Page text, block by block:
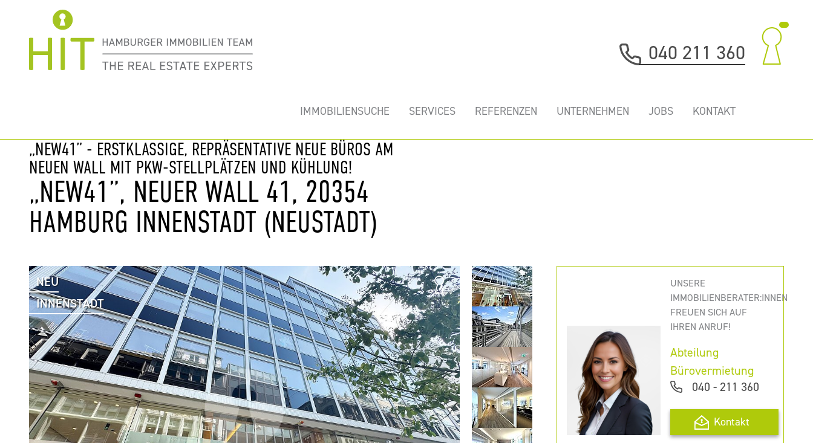
040 211 360
IMMOBILIENSUCHE SERVICES REFERENZEN UNTERNEHMEN JOBS KONTAKT
„NEW41” - ERSTKLASSIGE, REPRÄSENTATIVE NEUE BÜROS AM
NEUEN WALL MIT PKW-STELLPLÄTZEN UND KÜHLUNG!
„NEW41”, NEUER WALL 41, 20354
HAMBURG INNENSTADT (NEUSTADT)
NEU
INNENSTADT
UNSERE
IMMOBILIENBERATER:INNEN
FREUEN SICH AUF
IHREN ANRUF!
Abteilung
Bürovermietung
040 - 211 360
Kontakt